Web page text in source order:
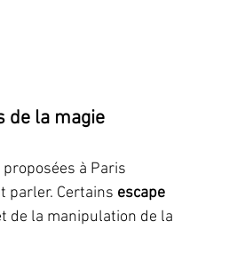
de la magie
à Paris
parler. Certains escape
de la manipulation de la